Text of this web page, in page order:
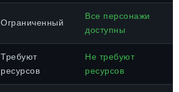
Ограниченный
Все персонажи
доступны
Требуют
ресурсов
Не требуют
ресурсов